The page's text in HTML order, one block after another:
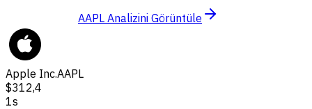
AAPL Analizini Görüntüle
Apple Inc.AAPL
$312,4
1s